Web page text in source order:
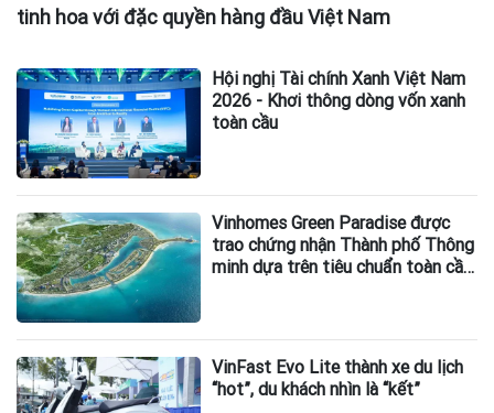
tinh hoa với đặc quyền hàng đầu Việt Nam
Hội nghị Tài chính Xanh Việt Nam
2026 - Khơi thông dòng vốn xanh
toàn cầu
Vinhomes Green Paradise được
trao chứng nhận Thành phố Thông
minh dựa trên tiêu chuẩn toàn cầu
VinFast Evo Lite thành xe du lịch
“hot”, du khách nhìn là “kết”